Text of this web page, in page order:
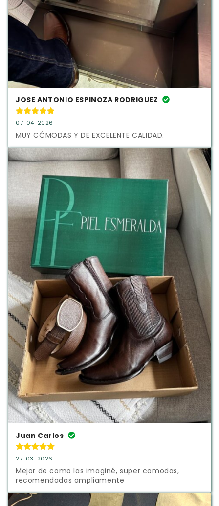
JOSE ANTONIO ESPINOZA RODRIGUEZ
07-04-2026
MUY CÓMODAS Y DE EXCELENTE CALIDAD.
Juan Carlos
27-03-2026
Mejor de como las imaginé, super comodas,
recomendadas ampliamente